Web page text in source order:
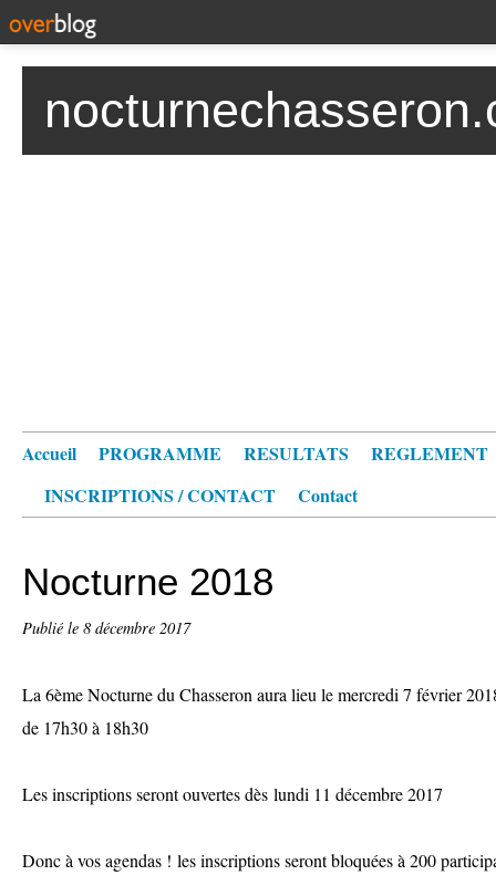
Accueil PROGRAMME RESULTATS
REGLEMENT
INSCRIPTIONS / CONTACT
Contact
Nocturne 2018
Publié le 8 décembre 2017
La 6ème Nocturne du Chasseron aura lieu le mercredi 7 février
de 17h30 à 18h30
Les inscriptions seront ouvertes dès lundi 11 décembre 2017
Donc à vos agendas ! les inscriptions seront bloquées à 200